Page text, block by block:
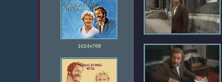
1024х768